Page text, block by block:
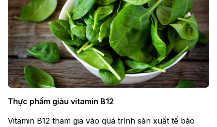
Thực phẩm giàu vitamin B12
Vitamin B12 tham gia vào quá trình sản xuất tế bào